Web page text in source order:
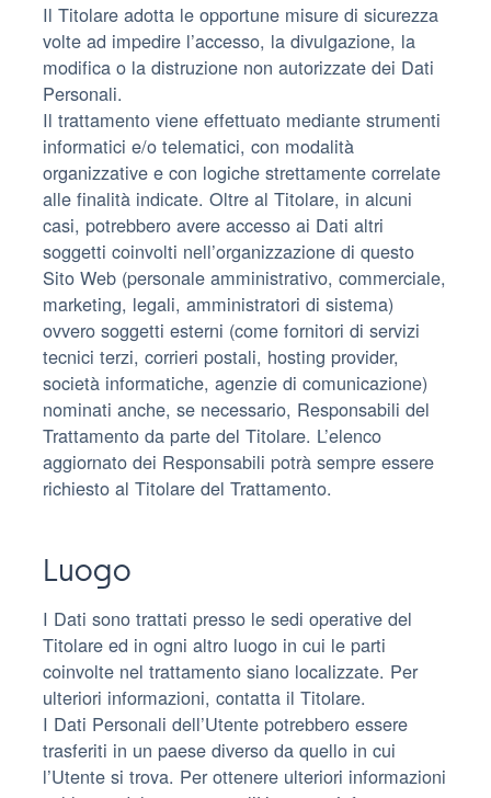
Il Titolare adotta le opportune misure di sicurezza
volte ad impedire l’accesso, la divulgazione, la
modifica o la distruzione non autorizzate dei Dati
Personali.
Il trattamento viene effettuato mediante strumenti
informatici e/o telematici, con modalità
organizzative e con logiche strettamente correlate
alle finalità indicate. Oltre al Titolare, in alcuni
casi, potrebbero avere accesso ai Dati altri
soggetti coinvolti nell’organizzazione di questo
Sito Web (personale amministrativo, commerciale,
marketing, legali, amministratori di sistema)
ovvero soggetti esterni (come fornitori di servizi
tecnici terzi, corrieri postali, hosting provider,
società informatiche, agenzie di comunicazione)
nominati anche, se necessario, Responsabili del
Trattamento da parte del Titolare. L’elenco
aggiornato dei Responsabili potrà sempre essere
richiesto al Titolare del Trattamento.
Luogo
I Dati sono trattati presso le sedi operative del
Titolare ed in ogni altro luogo in cui le parti
coinvolte nel trattamento siano localizzate. Per
ulteriori informazioni, contatta il Titolare.
I Dati Personali dell’Utente potrebbero essere
trasferiti in un paese diverso da quello in cui
l’Utente si trova. Per ottenere ulteriori informazioni